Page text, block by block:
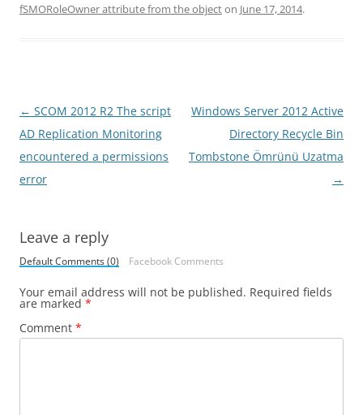
fSMORoleOwner attribute from the objecton June 17, 2014.
Post
navigation
← SCOM 2012 R2 The script
AD Replication Monitoring
encountered a permissions
error
Windows Server 2012 Active
Directory Recycle Bin
Tombstone Ömrünü Uzatma
→
Leave a reply
Default Comments (0) Facebook Comments
Your email address will not be published. Required fields
are marked *
Comment *